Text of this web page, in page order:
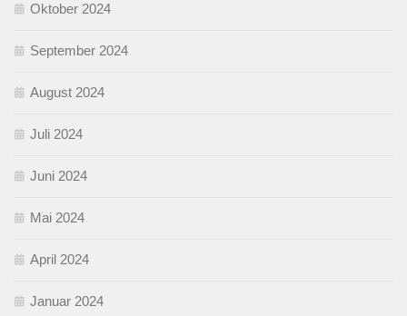
Oktober 2024
September 2024
August 2024
Juli 2024
Juni 2024
Mai 2024
April 2024
Januar 2024